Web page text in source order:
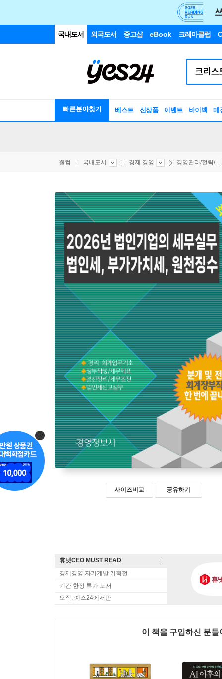
국내도서 외국도서 중고샵 eBook 크레마클럽
빠른분야찾기 베스트 신상품 이벤트 바이백 매
웰컴 국내도서 경제 경영 경영관리/전략/...
사이즈비교 공유하기
휴넷CEO MUST READ
경제경영 자기계발 기획전
기간 한정 특가 도서
오직, 예스24에서만
이 책을 구입하신 분